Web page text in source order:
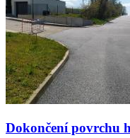
Dokončení povrchu